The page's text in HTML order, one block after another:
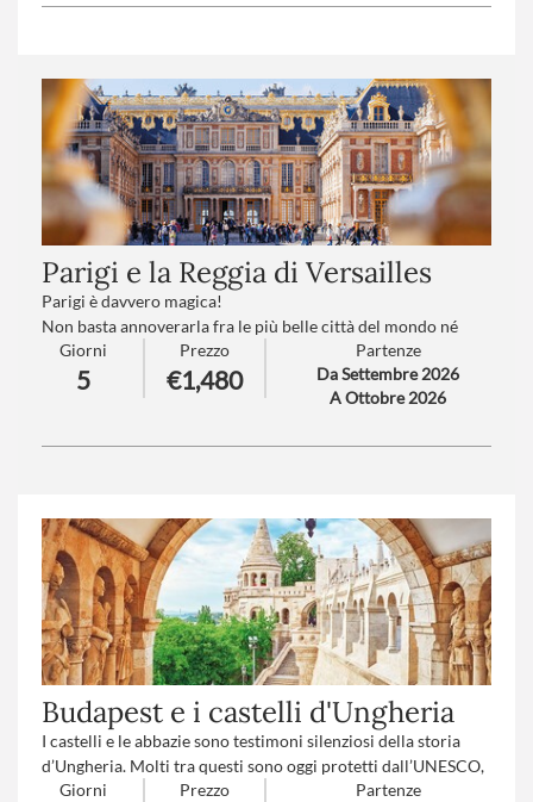
Trattamento: Pensione completa con bevande
Parigi e la Reggia di Versailles
Parigi è davvero magica!
Non basta annoverarla fra le più belle città del mondo né
basta passeggiare tra architetture signorili e incantevoli
piazze, eleganti boulevard, armoniosi giardini e ponti sulla
Senna, musei, gallerie, caffè e strade animati, per accorgersi
Giorni
5
Prezzo
€1,480
Partenze
Da Settembre 2026
A Ottobre 2026
Budapest e i castelli d'Ungheria
I castelli e le abbazie sono testimoni silenziosi della storia
d’Ungheria. Molti tra questi sono oggi protetti dall’UNESCO,
assieme ai loro parchi e giardini.
Giorni Prezzo
Partenze